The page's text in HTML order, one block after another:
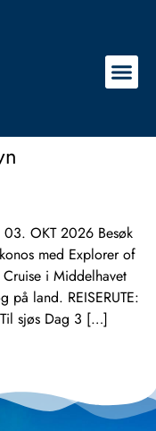
03. OKT 2026 Besøk
med Explorer of
i Middelhavet
på land. REISERUTE:
sjøs Dag 3 […]